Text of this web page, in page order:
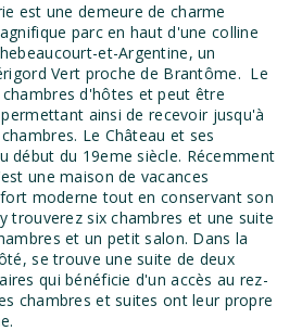
est une demeure de charme
parc en haut d'une colline
et-Argentine, un
Vert proche de Brantôme. Le
d'hôtes et peut être
ainsi de recevoir jusqu'à
Le Château et ses
début du 19eme siècle. Récemment
une maison de vacances
moderne tout en conservant son
trouverez six chambres et une suite
et un petit salon. Dans la
se trouve une suite de deux
qui bénéficie d'un accès au rez-
chambres et suites ont leur propre